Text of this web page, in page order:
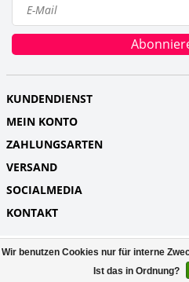
KUNDENDIENST
MEIN KONTO
ZAHLUNGSARTEN
VERSAND
SOCIALMEDIA
KONTAKT
© Copyright 2026
(haftungsbeschränkt)
Wir benutzen Cookies nur für interne
Ist das in Ordnung?